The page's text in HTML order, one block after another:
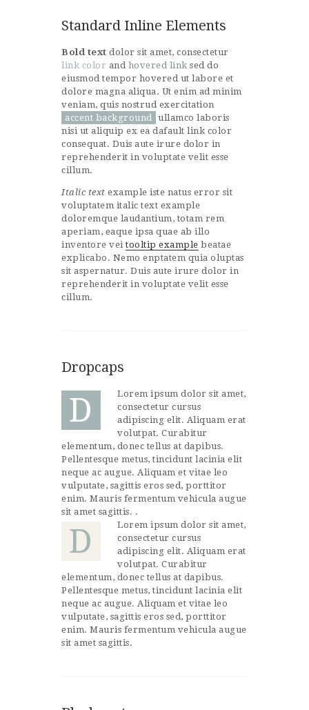
Standard Inline Elements
Bold text dolor sit amet, consectetur
link color and hovered link sed do
eiusmod tempor hovered ut labore et
dolore magna aliqua. Ut enim ad minim
veniam, quis nostrud exercitation
accent background ullamco laboris
nisi ut aliquip ex ea dafault link color
consequat. Duis aute irure dolor in
reprehenderit in voluptate velit esse
cillum.
Italic text example iste natus error sit
voluptatem italic text example
doloremque laudantium, totam rem
aperiam, eaque ipsa quae ab illo
inventore veitooltip example beatae
explicabo. Nemo enptatem quia oluptas
sit aspernatur. Duis aute irure dolor in
reprehenderit in voluptate velit esse
cillum.
Dropcaps
D
Lorem ipsum dolor sit amet,
consectetur cursus
adipiscing elit. Aliquam erat
volutpat. Curabitur
elementum, donec tellus at dapibus.
Pellentesque metus, tincidunt lacinia elit
neque ac augue. Aliquam et vitae leo
vulputate, sagittis eros sed, porttitor
enim. Mauris fermentum vehicula augue
sit amet sagittis. .
D
Lorem ipsum dolor sit amet,
consectetur cursus
adipiscing elit. Aliquam erat
volutpat. Curabitur
elementum, donec tellus at dapibus.
Pellentesque metus, tincidunt lacinia elit
neque ac augue. Aliquam et vitae leo
vulputate, sagittis eros sed, porttitor
enim. Mauris fermentum vehicula augue
sit amet sagittis.